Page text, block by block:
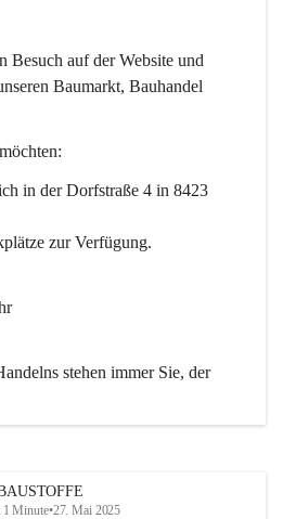
Besuch auf der Website und
Baumarkt, Bauhandel
in der Dorfstraße 4 in 8423
zur Verfügung.
stehen immer Sie, der
und bestens geschult in
Für alle Ihre Anliegen
Lösung.
1 Minute•27. Mai 2025